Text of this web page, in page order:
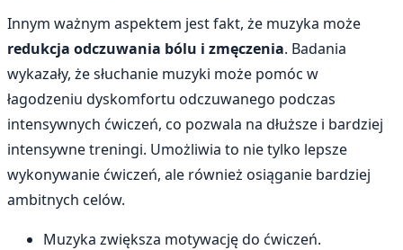
Innym ważnym aspektem jest fakt, że muzyka może
redukcja odczuwania bólu i zmęczenia. Badania
wykazały, że słuchanie muzyki może pomóc w
łagodzeniu dyskomfortu odczuwanego podczas
intensywnych ćwiczeń, co pozwala na dłuższe i bardziej
intensywne treningi. Umożliwia to nie tylko lepsze
wykonywanie ćwiczeń, ale również osiąganie bardziej
ambitnych celów.
Muzyka zwiększa motywację do ćwiczeń.